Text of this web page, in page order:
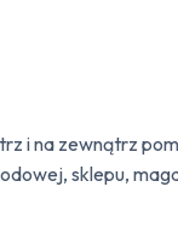
i na zewnątrz
sklepu,